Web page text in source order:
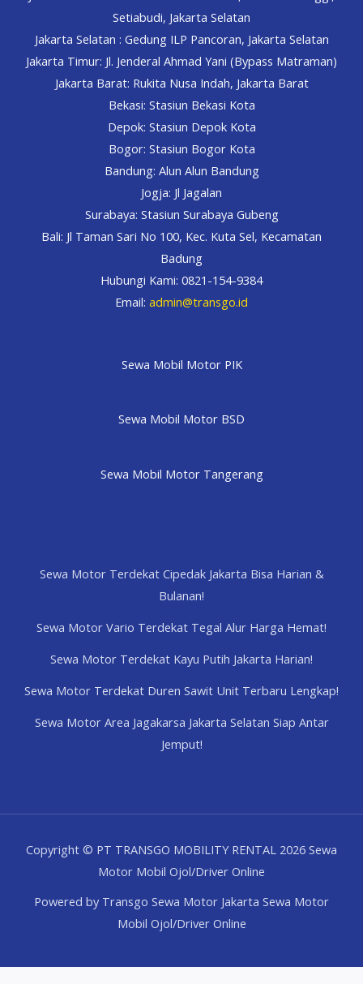
Setiabudi, Jakarta Selatan
Jakarta Selatan : Gedung ILP Pancoran, Jakarta Selatan
Jakarta Timur: Jl. Jenderal Ahmad Yani (Bypass Matraman)
Jakarta Barat: Rukita Nusa Indah, Jakarta Barat
Bekasi: Stasiun Bekasi Kota
Depok: Stasiun Depok Kota
Bogor: Stasiun Bogor Kota
Bandung: Alun Alun Bandung
Jogja: Jl Jagalan
Surabaya: Stasiun Surabaya Gubeng
Bali: Jl Taman Sari No 100, Kec. Kuta Sel, Kecamatan
Badung
Hubungi Kami: 0821-154-9384
Email: admin@transgo.id
Sewa Mobil Motor PIK
Sewa Mobil Motor BSD
Sewa Mobil Motor Tangerang
Sewa Motor Terdekat Cipedak Jakarta Bisa Harian &
Bulanan!
Sewa Motor Vario Terdekat Tegal Alur Harga Hemat!
Sewa Motor Terdekat Kayu Putih Jakarta Harian!
Sewa Motor Terdekat Duren Sawit Unit Terbaru Lengkap!
Sewa Motor Area Jagakarsa Jakarta Selatan Siap Antar
Jemput!
Copyright © PT TRANSGO MOBILITY RENTAL 2026 Sewa
Motor Mobil Ojol/Driver Online
Powered by Transgo Sewa Motor Jakarta Sewa Motor
Mobil Ojol/Driver Online